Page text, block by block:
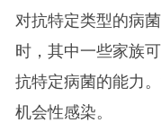
对抗特定类型的病
时，其中一些家族
抗特定病菌的能力
机会性感染。